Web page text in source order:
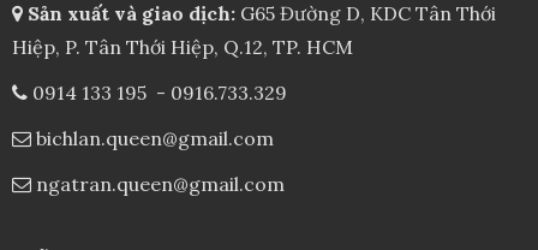
Sản xuất và giao dịch: G65 Đường D, KDC Tân Thới
Hiệp, P. Tân Thới Hiệp, Q.12, TP. HCM
0914 133 195 - 0916.733.329
bichlan.queen@gmail.com
ngatran.queen@gmail.com